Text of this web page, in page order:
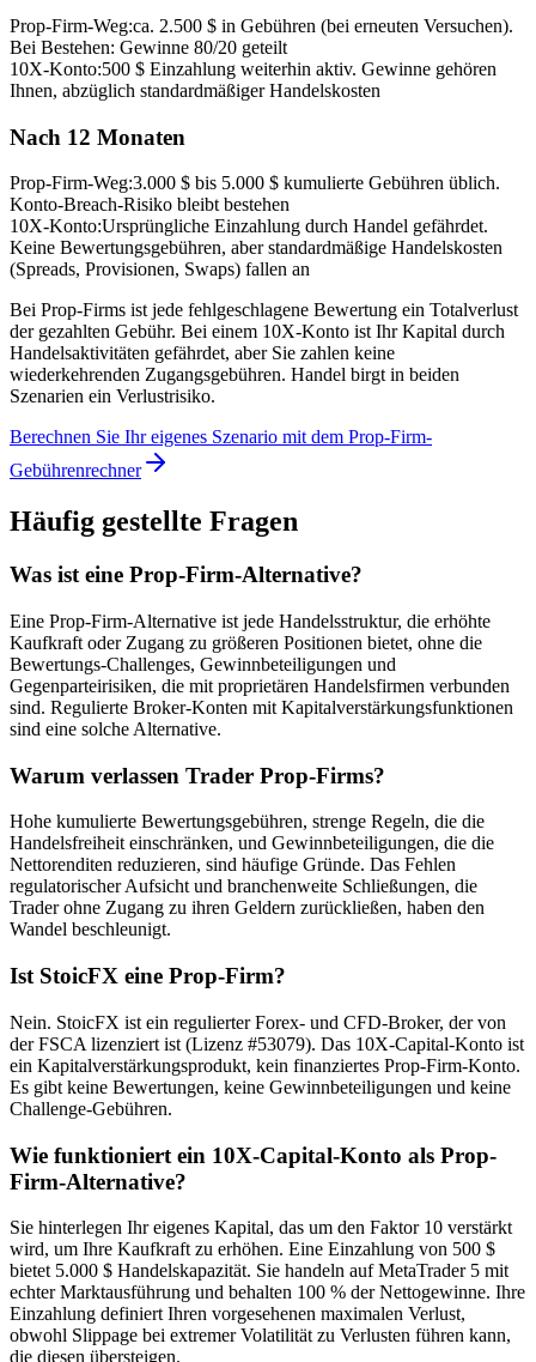
Prop-Firm-Weg:ca. 2.500 $ in Gebühren (bei erneuten Versuchen).
Bei Bestehen: Gewinne 80/20 geteilt
10X-Konto:500 $ Einzahlung weiterhin aktiv. Gewinne gehören
Ihnen, abzüglich standardmäßiger Handelskosten
Nach 12 Monaten
Prop-Firm-Weg:3.000 $ bis 5.000 $ kumulierte Gebühren üblich.
Konto-Breach-Risiko bleibt bestehen
10X-Konto:Ursprüngliche Einzahlung durch Handel gefährdet.
Keine Bewertungsgebühren, aber standardmäßige Handelskosten
(Spreads, Provisionen, Swaps) fallen an
Bei Prop-Firms ist jede fehlgeschlagene Bewertung ein Totalverlust
der gezahlten Gebühr. Bei einem 10X-Konto ist Ihr Kapital durch
Handelsaktivitäten gefährdet, aber Sie zahlen keine
wiederkehrenden Zugangsgebühren. Handel birgt in beiden
Szenarien ein Verlustrisiko.
Berechnen Sie Ihr eigenes Szenario mit dem Prop-Firm-
Gebührenrechner
Häufig gestellte Fragen
Was ist eine Prop-Firm-Alternative?
Eine Prop-Firm-Alternative ist jede Handelsstruktur, die erhöhte
Kaufkraft oder Zugang zu größeren Positionen bietet, ohne die
Bewertungs-Challenges, Gewinnbeteiligungen und
Gegenparteirisiken, die mit proprietären Handelsfirmen verbunden
sind. Regulierte Broker-Konten mit Kapitalverstärkungsfunktionen
sind eine solche Alternative.
Warum verlassen Trader Prop-Firms?
Hohe kumulierte Bewertungsgebühren, strenge Regeln, die die
Handelsfreiheit einschränken, und Gewinnbeteiligungen, die die
Nettorenditen reduzieren, sind häufige Gründe. Das Fehlen
regulatorischer Aufsicht und branchenweite Schließungen, die
Trader ohne Zugang zu ihren Geldern zurückließen, haben den
Wandel beschleunigt.
Ist StoicFX eine Prop-Firm?
Nein. StoicFX ist ein regulierter Forex- und CFD-Broker, der von
der FSCA lizenziert ist (Lizenz #53079). Das 10X-Capital-Konto ist
ein Kapitalverstärkungsprodukt, kein finanziertes Prop-Firm-Konto.
Es gibt keine Bewertungen, keine Gewinnbeteiligungen und keine
Challenge-Gebühren.
Wie funktioniert ein 10X-Capital-Konto als Prop-
Firm-Alternative?
Sie hinterlegen Ihr eigenes Kapital, das um den Faktor 10 verstärkt
wird, um Ihre Kaufkraft zu erhöhen. Eine Einzahlung von 500 $
bietet 5.000 $ Handelskapazität. Sie handeln auf MetaTrader 5 mit
echter Marktausführung und behalten 100 % der Nettogewinne. Ihre
Einzahlung definiert Ihren vorgesehenen maximalen Verlust,
obwohl Slippage bei extremer Volatilität zu Verlusten führen kann,
die diesen übersteigen.